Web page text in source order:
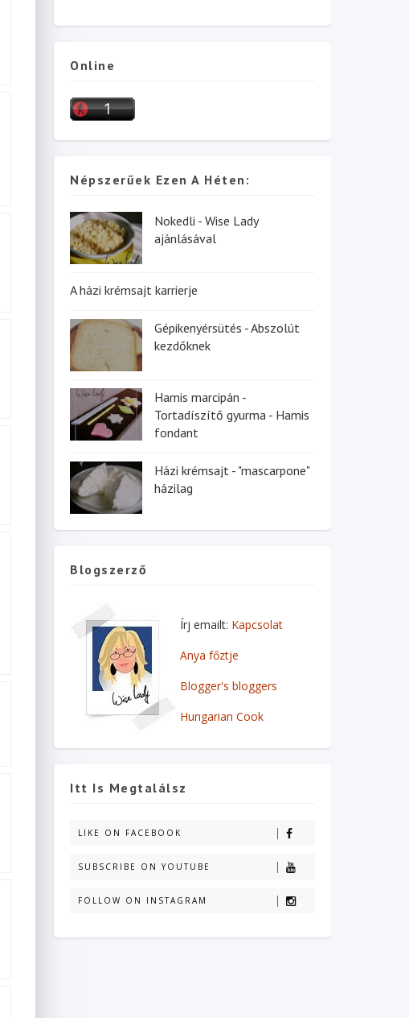
Online
Népszerűek Ezen A Héten:
Nokedli - Wise Lady
ajánlásával
A házi krémsajt karrierje
Gépikenyérsütés - Abszolút
kezdőknek
Hamis marcipán -
Tortadíszítő gyurma - Hamis
fondant
Házi krémsajt - "mascarpone"
házilag
Blogszerző
Írj emailt: Kapcsolat
Anya főztje
Blogger's bloggers
Hungarian Cook
Itt Is Megtalálsz
LIKE ON FACEBOOK
SUBSCRIBE ON YOUTUBE
FOLLOW ON INSTAGRAM